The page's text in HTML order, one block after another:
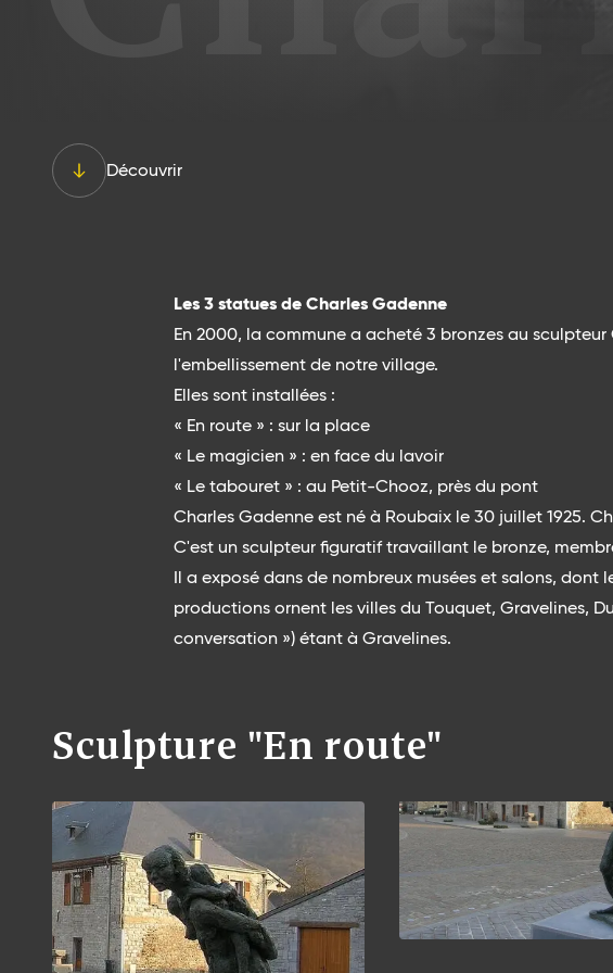
Découvrir
Les 3 statues de Charles Gadenne
En 2000, la commune a acheté 3 bronzes au
l'embellissement de notre village.
Elles sont installées :
« En route » : sur la place
« Le magicien » : en face du lavoir
« Le tabouret » : au Petit-Chooz, près du pont
Charles Gadenne est né à Roubaix le 30 juillet 1925.
C'est un sculpteur figuratif travaillant le bronze,
Il a exposé dans de nombreux musées et salons, dont
productions ornent les villes du Touquet, Gravelines,
conversation ») étant à Gravelines.
Sculpture "En route"